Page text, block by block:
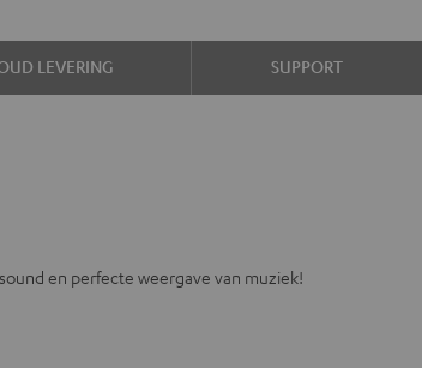
LEVERING SUPPORT
en perfecte weergave van muziek!